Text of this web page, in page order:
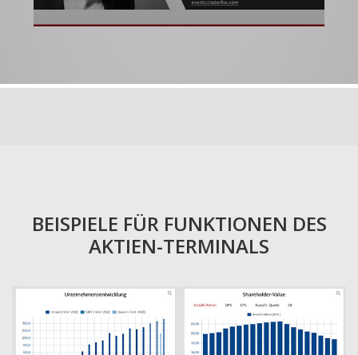
BEISPIELE FÜR FUNKTIONEN DES
AKTIEN-TERMINALS